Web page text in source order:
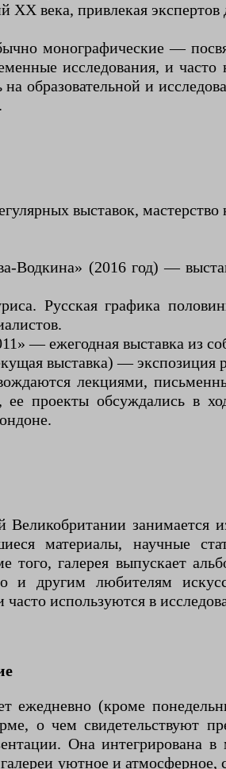
XX века, привлекая
монографические —
исследования, и
на образовательной и
выставок,
Водкина» (2016 год) —
Русская графика
— ежегодная выставка из
выставка) — экспозиция
лекциями,
проекты обсуждались в
Великобритании занимается
материалы, научные
того, галерея выпускает
и другим любителям
используются в
ежедневно (кроме
о чем свидетельствуют
Она интегрирована
уютное и